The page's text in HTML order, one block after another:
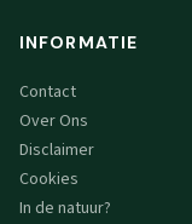
INFORMATIE
Contact
Over Ons
Disclaimer
Cookies
In de natuur?